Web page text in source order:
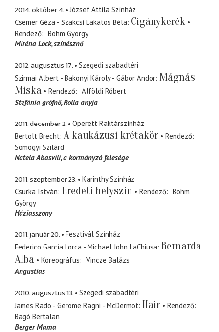
2014. október 4.
József Attila Színház
Csemer Géza - Szakcsi Lakatos Béla Cigánykerék
Rendező
Böhm György
Miréna Lock színésznő
2012. augusztus 17.
Szegedi szabadtéri
Szirmai Albert - Bakonyi Károly - Gábor Andor Mágnás
Miska
Rendező
Alföldi Róbert
Stefánia grófnő Rolla anyja
2011. december 2.
Operett Raktárszínház
Bertolt Brecht A kaukázusi krétakör
Rendező
Somogyi Szilárd
Natela Abasvili a kormányzó felesége
2011. szeptember 23.
Karinthy Színház
Csurka István Eredeti helyszín Rendező
Böhm
György
Háziasszony
2011. január 20.
Fesztivál Színház
Federico García Lorca - Michael John LaChiusa Bernarda
Alba
Koreográfus
Vincze Balázs
Angustias
2010. augusztus 13.
Szegedi szabadtéri
James Rado - Gerome Ragni - McDermot Hair
Rendező
Bagó Bertalan
Berger Mama